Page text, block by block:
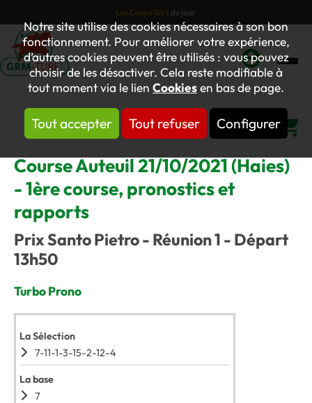
Notre site utilise des cookies nécessaires à son bon
fonctionnement. Pour améliorer votre expérience,
d’autres cookies peuvent être utilisés : vous pouvez
choisir de les désactiver. Cela reste modifiable à
tout moment via le lien Cookiesen bas de page.
Tout accepter Tout refuser Configurer
Les Coups Sûrs du jour
Mon
compte
Course Auteuil 21/10/2021 (Haies)
- 1ère course, pronostics et
rapports
Prix Santo Pietro - Réunion 1 - Départ
13h50
Turbo Prono
La Sélection
7-11-1-3-15-2-12-4
La base
7